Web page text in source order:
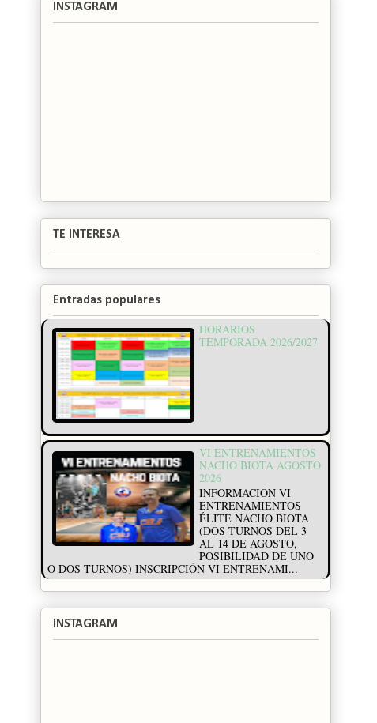
INSTAGRAM
TE INTERESA
Entradas populares
HORARIOS
TEMPORADA 2026/2027
VI ENTRENAMIENTOS
NACHO BIOTA AGOSTO
2026
INFORMACIÓN VI
ENTRENAMIENTOS
ÉLITE NACHO BIOTA
(DOS TURNOS DEL 3
AL 14 DE AGOSTO,
POSIBILIDAD DE UNO
O DOS TURNOS) INSCRIPCIÓN VI ENTRENAMI...
INSTAGRAM